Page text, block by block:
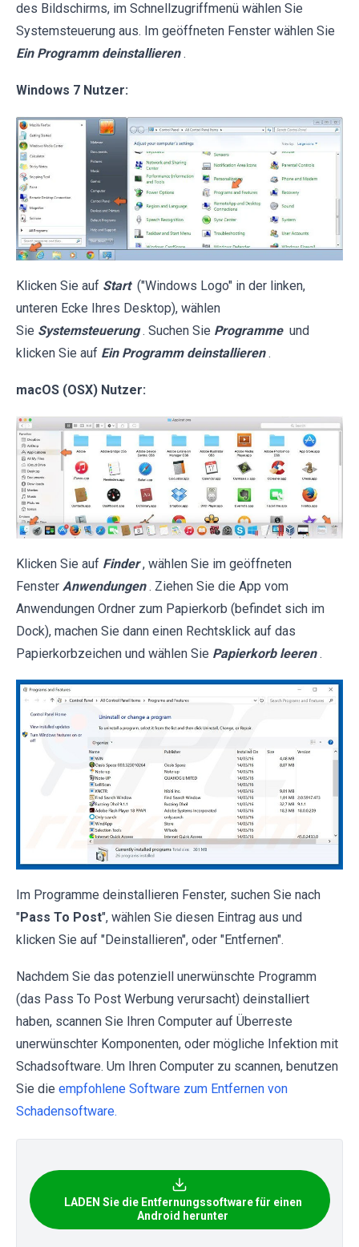
des Bildschirms, im Schnellzugriffmenü wählen Sie
Systemsteuerung aus. Im geöffneten Fenster wählen Sie
Ein Programm deinstallieren .
Windows 7 Nutzer:
Klicken Sie auf Start ("Windows Logo" in der linken,
unteren Ecke Ihres Desktop), wählen
Sie Systemsteuerung . Suchen Sie Programme und
klicken Sie auf Ein Programm deinstallieren .
macOS (OSX) Nutzer:
Klicken Sie auf Finder , wählen Sie im geöffneten
Fenster Anwendungen . Ziehen Sie die App vom
Anwendungen Ordner zum Papierkorb (befindet sich im
Dock), machen Sie dann einen Rechtsklick auf das
Papierkorbzeichen und wählen Sie Papierkorb leeren .
Im Programme deinstallieren Fenster, suchen Sie nach
"Pass To Post", wählen Sie diesen Eintrag aus und
klicken Sie auf "Deinstallieren", oder "Entfernen".
Nachdem Sie das potenziell unerwünschte Programm
(das Pass To Post Werbung verursacht) deinstalliert
haben, scannen Sie Ihren Computer auf Überreste
unerwünschter Komponenten, oder mögliche Infektion mit
Schadsoftware. Um Ihren Computer zu scannen, benutzen
Sie die empfohlene Software zum Entfernen von
Schadensoftware.
LADEN Sie die Entfernungssoftware für einen
Android herunter